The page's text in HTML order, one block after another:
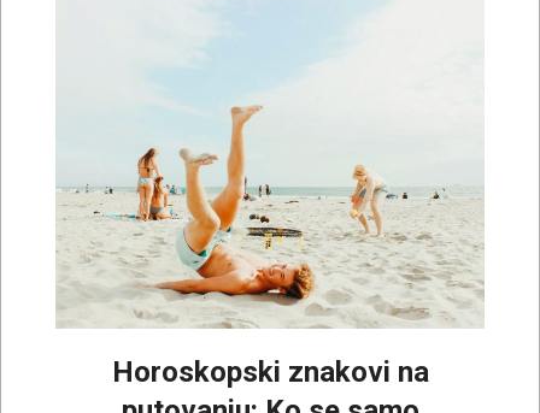
Horoskopski znakovi na